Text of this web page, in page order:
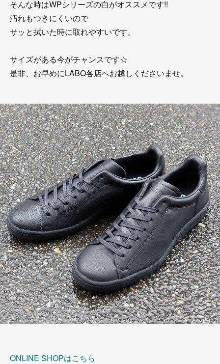
そんな時はWPシリーズの白がオススメです!!
汚れもつきにくいので
サッと拭いた時に取れやすいです。
サイズがある今がチャンスです☆
是非、お早めにLABO各店へお越しくださいませ。
ONLINE SHOPはこちら